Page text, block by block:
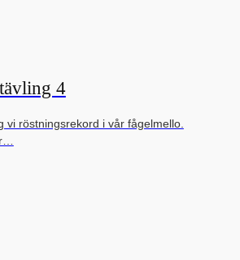
4
vi röstningsrekord i vår fågelmello.